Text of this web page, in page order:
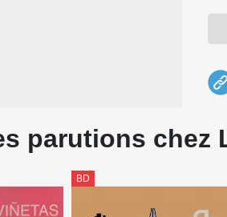
à
où
parutions chez
BD